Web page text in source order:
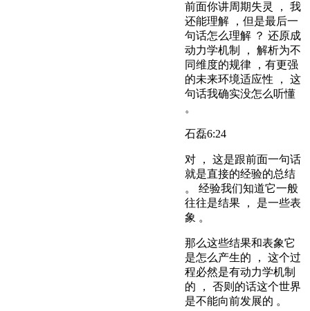
前面你讲周期失灵 ， 我
还能理解 ，但是最后一
句话怎么理解 ？ 还原成
动力学机制 ， 解析为不
同维度的规律 ，有更强
的未来环境适应性 ， 这
句话我确实没怎么听懂
。
石磊6:24
对 ， 这是跟前面一句话
就是直接的经验的总结
。 经验我们知道它一般
往往是结果 ， 是一些表
象 。
那么这些结果和表象它
是怎么产生的 ， 这个过
程必然是有动力学机制
的 ， 否则的话这个世界
是不能向前发展的 。